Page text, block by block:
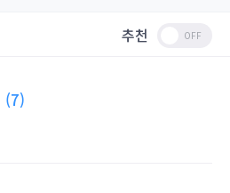
추천
(7)